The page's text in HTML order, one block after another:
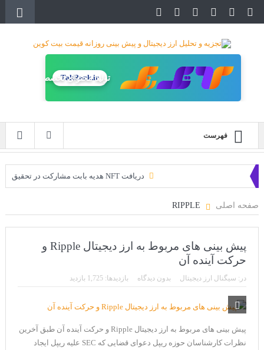
تولید محتوای تخصصی
TakRank.ir
فهرست
دریافت NFT هدیه بابت مشارکت در تحقیق
سه ایردراپ عالی برای این ماه
بیت کوین به امید ETF به 60،000 دلار رسید!
ورود 254 نهنگ جدید به بازار بیت کوین
صفحه اصلی
پیش بینی های مربوط به ارز دیجیتال Ripple و
حرکت آینده آن
در: سیگنال ارز دیجیتال بدون دیدگاه بازدیدها: 1,725 بازدید
پیش بینی های مربوط به ارز دیجیتال Ripple و حرکت آینده آن طبق آخرین
نظرات کارشناسان حوزه ریپل دعوای قضایی که SEC علیه ریپل ایجاد